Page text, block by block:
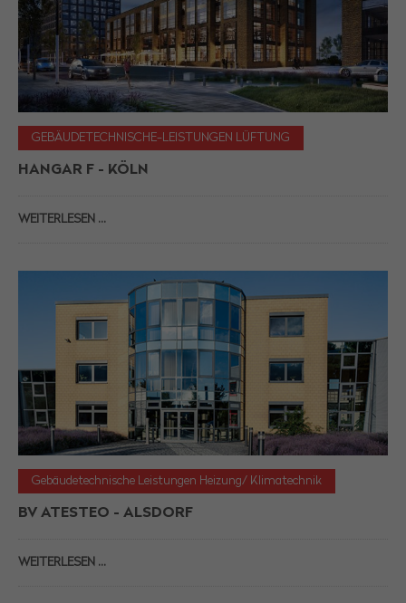
GEBÄUDETECHNISCHE-LEISTUNGEN LÜFTUNG
HANGAR F - KÖLN
WEITERLESEN …
Gebäudetechnische Leistungen Heizung/ Klimatechnik
BV ATESTEO - ALSDORF
WEITERLESEN …